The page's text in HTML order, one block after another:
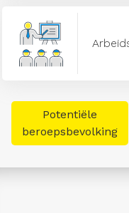
Potentiële
beroepsbevolking